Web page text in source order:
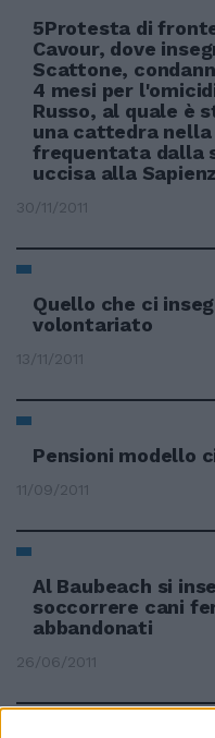
5Protesta di
Cavour, dove
Scattone,
4 mesi per
Russo, al quale è
una cattedra
frequentata dalla
uccisa alla
30/11/2011
Quello che ci
volontariato
13/11/2011
Pensioni modello
11/09/2011
Al Baubeach si
soccorrere cani
abbandonati
26/06/2011